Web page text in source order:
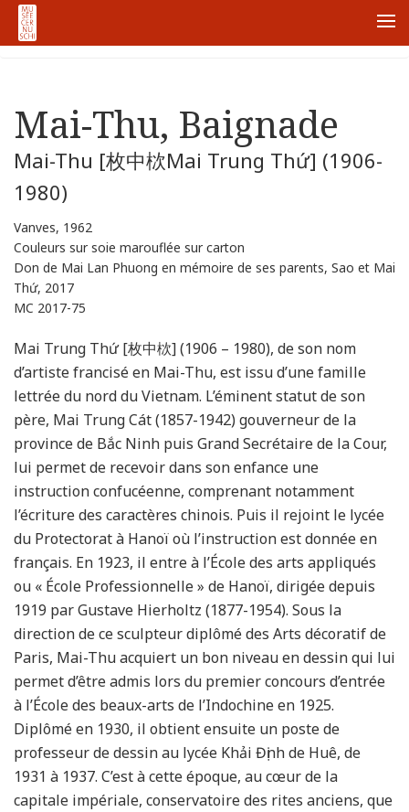
ホーム
Mai-Thu, Baignade
Mai-Thu [枚中栨Mai Trung Thứ] (1906-
1980)
Vanves, 1962
Couleurs sur soie marouflée sur carton
Don de Mai Lan Phuong en mémoire de ses parents, Sao et Mai
Thứ, 2017
MC 2017-75
Mai Trung Thứ [枚中栨] (1906 – 1980), de son nom
d’artiste francisé en Mai-Thu, est issu d’une famille
lettrée du nord du Vietnam. L’éminent statut de son
père, Mai Trung Cát (1857-1942) gouverneur de la
province de Bắc Ninh puis Grand Secrétaire de la Cour,
lui permet de recevoir dans son enfance une
instruction confucéenne, comprenant notamment
l’écriture des caractères chinois. Puis il rejoint le lycée
du Protectorat à Hanoï où l’instruction est donnée en
français. En 1923, il entre à l’École des arts appliqués
ou « École Professionnelle » de Hanoï, dirigée depuis
1919 par Gustave Hierholtz (1877-1954). Sous la
direction de ce sculpteur diplômé des Arts décoratif de
Paris, Mai-Thu acquiert un bon niveau en dessin qui lui
permet d’être admis lors du premier concours d’entrée
à l’École des beaux-arts de l’Indochine en 1925.
Diplômé en 1930, il obtient ensuite un poste de
professeur de dessin au lycée Khải Định de Huê, de
1931 à 1937. C’est à cette époque, au cœur de la
capitale impériale, conservatoire des rites anciens, que